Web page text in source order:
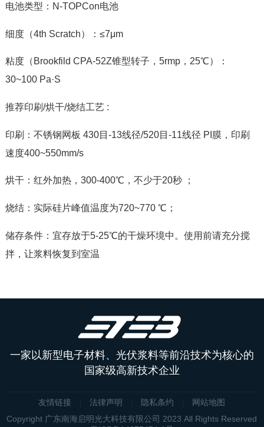
电池类型：N-TOPCon电池
细度（4th Scratch）：≤7μm
粘度（Brookfild CPA-52Z锥型转子，5rmp，25℃）：
30~100 Pa·S
推荐印刷/烘干/烧结工艺 :
印刷：不锈钢网板 430目-13线径/520目-11线径 PI膜，印刷
速度400~550mm/s
烘干：红外加热，300-400℃，不少于20秒 ；
烧结：实际硅片峰值温度为720~770 ℃；
储存条件：宜存放于5-25℃的干燥环境中。使用前请充分搅
拌，让浆料恢复到室温
一家以新型电子材料、光伏浆料等前沿技术为核心的
国家级高新技术企业
友情链接 法律声明 隐私条约
网站地图
Copyright 广东南海启明光大科技有限公司 2023 All Rights Reserved